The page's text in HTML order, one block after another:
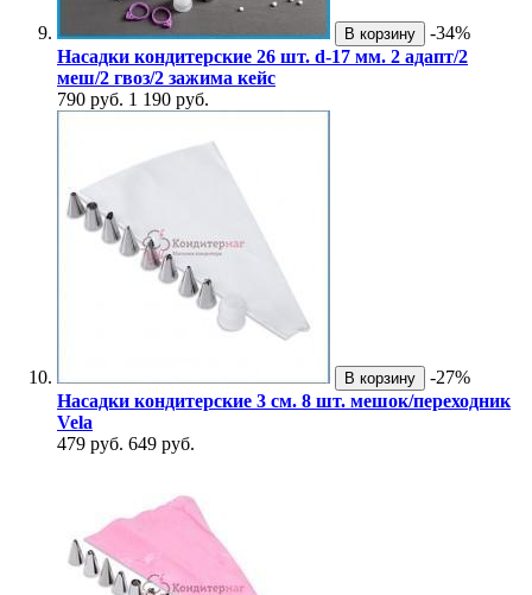
В корзину
-34%
Насадки кондитерские 26 шт. d-17 мм. 2 адапт/2
меш/2 гвоз/2 зажима кейс
790 руб. 1 190 руб.
В корзину
-27%
Насадки кондитерские 3 см. 8 шт. мешок/переходник
Vela
479 руб. 649 руб.